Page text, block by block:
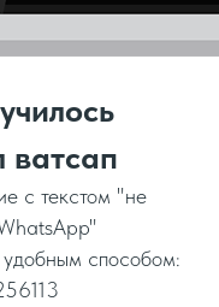
ватсап
с текстом "не
способом: